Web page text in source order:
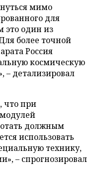
мимо
для
это один из
более точной
Россия
космическую
– детализировал
что при
должным
использовать
технику,
– спрогнозировал